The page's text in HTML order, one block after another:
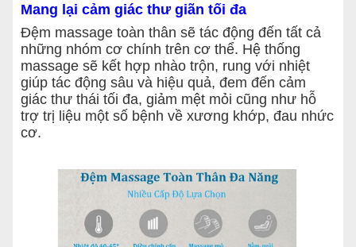
Mang lại cảm giác thư giãn tối đa
Đệm massage toàn thân sẽ tác động đến tất cả
những nhóm cơ chính trên cơ thể. Hệ thống
massage sẽ kết hợp nhào trộn, rung với nhiệt
giúp tác động sâu và hiệu quả, đem đến cảm
giác thư thái tối đa, giảm mệt mỏi cũng như hỗ
trợ trị liệu một số bệnh về xương khớp, đau nhức
cơ.